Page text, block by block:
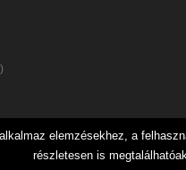
elemzésekhez, a
részletesen is